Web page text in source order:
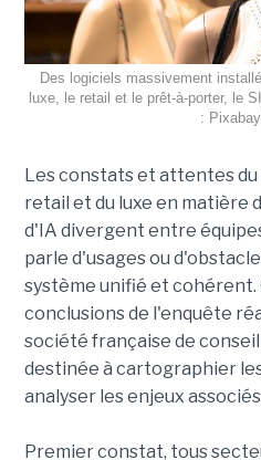
Des logiciels massivement
luxe, le retail et le prêt-à-porter, le
:
Les constats et attentes du
retail et du luxe en matière
d'IA divergent entre
parle d'usages ou
système unifié et cohérent.
conclusions de l'enquête
société française de
destinée à cartographier
analyser les enjeux
Premier constat, tous